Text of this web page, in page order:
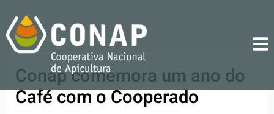
para
conteúdo
Conap comemora um ano do
Café com o Cooperado